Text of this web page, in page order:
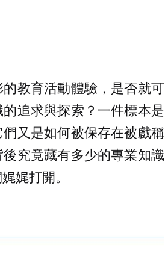
教育活動體驗，是否就可
追求與探索？一件標本是
又是如何被保存在被戲稱
究竟藏有多少的專業知識
娓打開。